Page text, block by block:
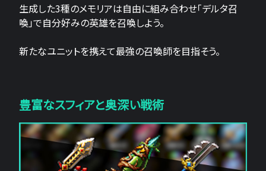
生成した3種のメモリアは自由に組み合わせ「デルタ召
喚」で自分好みの英雄を召喚しよう。
新たなユニットを携えて最強の召喚師を目指そう。
豊富なスフィアと奥深い戦術